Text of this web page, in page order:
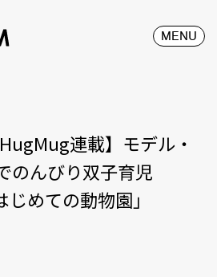
MENU
連載】モデル・
のんびり双子育児
めての動物園」